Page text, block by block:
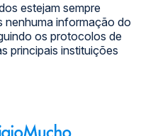
estejam sempre
nenhuma informação do
os protocolos de
principais instituições